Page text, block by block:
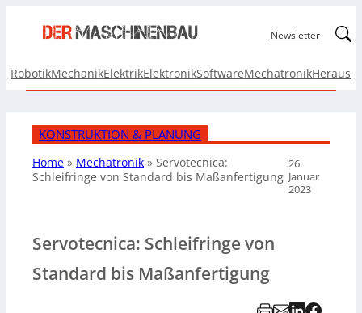
Newsletter
RobotikMechanikElektrikElektronikSoftwareMechatronik
KONSTRUKTION & PLANUNG
Home » Mechatronik » Servotecnica:
Schleifringe von Standard bis Maßanfertigung
26.
Januar
2023
Servotecnica: Schleifringe von
Standard bis Maßanfertigung